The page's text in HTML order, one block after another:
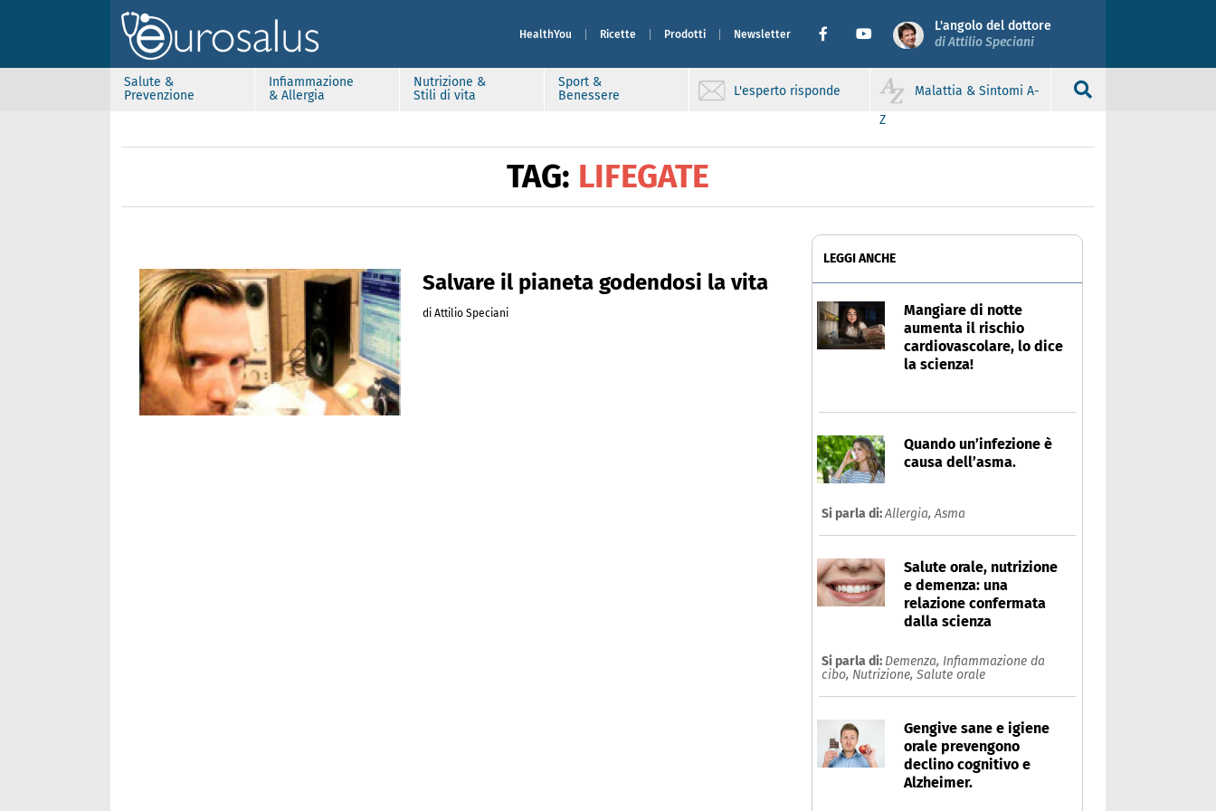
HealthYou Ricette Prodotti Newsletter
L'angolo del dottore
di Attilio Speciani
Salute &
Prevenzione
Infiammazione
& Allergia
Nutrizione &
Stili di vita
Sport &
Benessere
L'esperto risponde
Malattia & Sintomi A-
Z
TAG: LIFEGATE
Salvare il pianeta godendosi la vita
di Attilio Speciani
LEGGI ANCHE
Mangiare di notte
aumenta il rischio
cardiovascolare, lo dice
la scienza!
Quando un’infezione è
causa dell’asma.
Si parla di:Allergia,Asma
Salute orale, nutrizione
e demenza: una
relazione confermata
dalla scienza
Si parla di: Demenza, Infiammazione da
cibo, Nutrizione, Salute orale
Gengive sane e igiene
orale prevengono
declino cognitivo e
Alzheimer.